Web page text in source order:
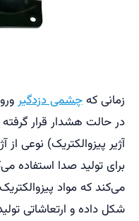
زمانی کهچشمی دزدگیر
در حالت هشدار قرار گرفته
آژیر پیزوالکتریک) نوعی از
برای تولید صدا استفاده
می‌کند که مواد
شکل داده و ارتعاشاتی